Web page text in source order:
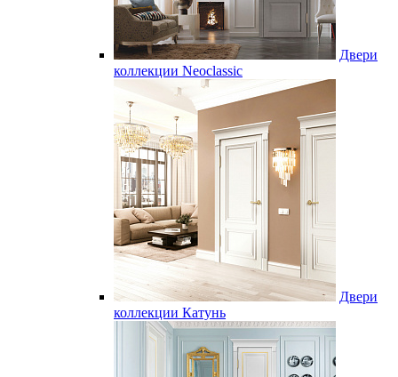
Двери
коллекции Neoclassic
Двери
коллекции Катунь